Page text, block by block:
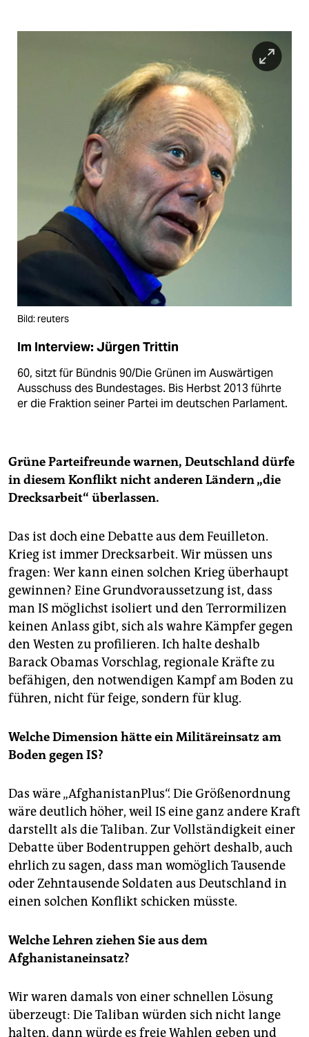
Bild: reuters
Im Interview: Jürgen Trittin
60, sitzt für Bündnis 90/Die Grünen im Auswärtigen
Ausschuss des Bundestages. Bis Herbst 2013 führte
er die Fraktion seiner Partei im deutschen Parlament.
Grüne Parteifreunde warnen, Deutschland dürfe
in diesem Konflikt nicht anderen Ländern „die
Drecksarbeit“ überlassen.
Das ist doch eine Debatte aus dem Feuilleton.
Krieg ist immer Drecksarbeit. Wir müssen uns
fragen: Wer kann einen solchen Krieg überhaupt
gewinnen? Eine Grundvoraussetzung ist, dass
man IS möglichst isoliert und den Terrormilizen
keinen Anlass gibt, sich als wahre Kämpfer gegen
den Westen zu profilieren. Ich halte deshalb
Barack Obamas Vorschlag, regionale Kräfte zu
befähigen, den notwendigen Kampf am Boden zu
führen, nicht für feige, sondern für klug.
Welche Dimension hätte ein Militäreinsatz am
Boden gegen IS?
Das wäre „AfghanistanPlus“. Die Größenordnung
wäre deutlich höher, weil IS eine ganz andere Kraft
darstellt als die Taliban. Zur Vollständigkeit einer
Debatte über Bodentruppen gehört deshalb, auch
ehrlich zu sagen, dass man womöglich Tausende
oder Zehntausende Soldaten aus Deutschland in
einen solchen Konflikt schicken müsste.
Welche Lehren ziehen Sie aus dem
Afghanistaneinsatz?
Wir waren damals von einer schnellen Lösung
überzeugt: Die Taliban würden sich nicht lange
halten, dann würde es freie Wahlen geben und